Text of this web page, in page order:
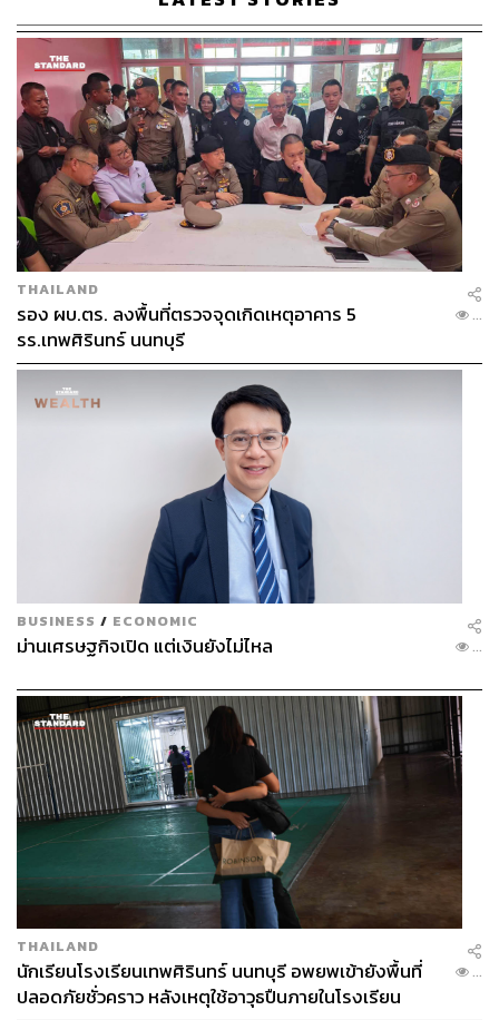
THAILAND
รอง ผบ.ตร. ลงพื้นที่ตรวจจุดเกิดเหตุอาคาร 5
รร.เทพศิรินทร์ นนทบุรี
...
BUSINESS / ECONOMIC
ม่านเศรษฐกิจเปิด แต่เงินยังไม่ไหล ...
THAILAND
นักเรียนโรงเรียนเทพศิรินทร์ นนทบุรี อพยพเข้ายังพื้นที่
ปลอดภัยชั่วคราว หลังเหตุใช้อาวุธปืนภายในโรงเรียน
...